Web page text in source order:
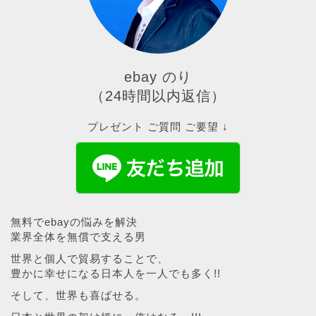
ebay のり
（24時間以内返信）
プレゼント ご質問 ご要望 ↓
無料でebayの悩みを解決
業界全体を無償で支える男
世界と個人で貿易することで、
豊かに幸せになる日本人を一人でも多く!!
そして、世界も喜ばせる。